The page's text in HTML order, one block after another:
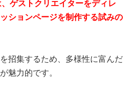
ゲストクリエイターをディレ
ションページを制作する試みの
招集するため、多様性に富んだ
魅力的です。